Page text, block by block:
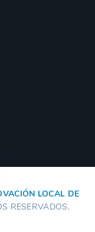
LOCAL DE
RESERVADOS.